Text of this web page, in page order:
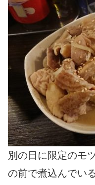
別の日に限定のモ
の前で煮込んでい